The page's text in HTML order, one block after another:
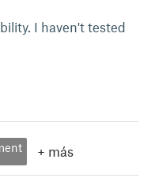
I haven't tested
+ más